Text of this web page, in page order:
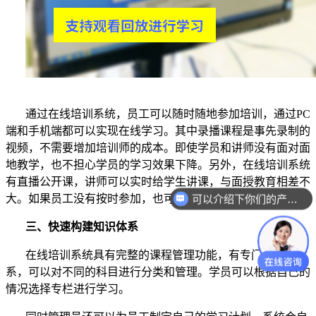
通过在线培训系统，员工可以随时随地参加培训，通过PC
端和手机端都可以实现在线学习。其中录播课程是事先录制的
视频，不需要增加培训师的成本。即使学员和讲师没有面对面
地教学，也不担心学员的学习效果下降。另外，在线培训系统
有直播公开课，讲师可以实时给学生讲课，与面授教育相差不
大。如果员工没有按时参加，也可以通过观看回放进行学习。
三、快速构建知识体系
在线培训系统具有完整的课程管理功能，有专门的课程体
系，可以对不同的科目进行分类和管理。学员可以根据自己的
情况选择专栏进行学习。
可以介绍下你们的产品么？